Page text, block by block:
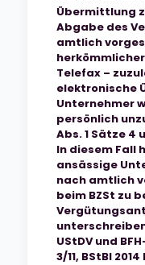
Übermittlung
Abgabe des
amtlich
Telefax –
elektronische
Unternehmer
persönlich
Abs. 1 Sätze 4
In diesem Fall
ansässige
nach amtlich
beim BZSt zu
unterschreiben
UStDV und
3/11, BStBl 2014